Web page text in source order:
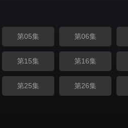
第05集 第06集
第15集 第16集
第25集 第26集